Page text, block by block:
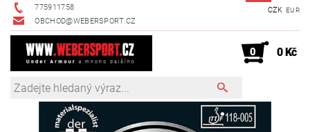
775911758
OBCHOD@WEBERSPORT.CZ
CZK EUR
0 0 Kč